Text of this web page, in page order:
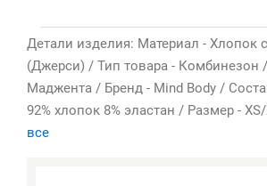
Детали изделия: Материал - Хлопок
(Джерси) / Тип товара - Комбинезон
Маджента / Бренд - Mind Body /
92% хлопок 8% эластан / Размер -
все